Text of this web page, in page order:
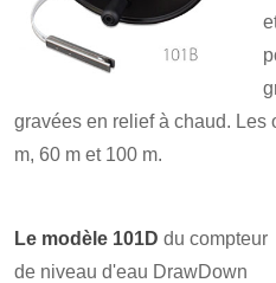
gravées en relief à chaud. Les
m, 60 m et 100 m.
Le modèle 101D du compteur
de niveau d'eau DrawDown